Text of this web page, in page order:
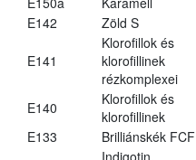
E142
Zöld S
E141
Klorofillok és
klorofillinek
rézkomplexei
E140
Klorofillok és
klorofillinek
E133
Brilliánskék FCF
Indigotin,